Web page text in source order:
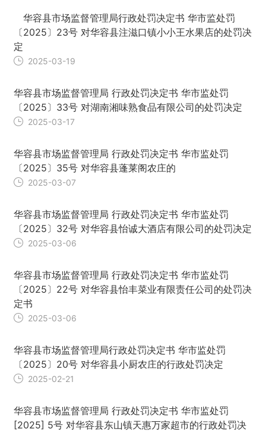
华容县市场监督管理局行政处罚决定书 华市监处罚
〔2025〕23号 对华容县注滋口镇小小王水果店的处罚决
定
2025-03-19
华容县市场监督管理局 行政处罚决定书 华市监处罚
〔2025〕33号 对湖南湘味熟食品有限公司的处罚决定
2025-03-17
华容县市场监督管理局 行政处罚决定书 华市监处罚
〔2025〕35号 对华容县蓬莱阁农庄的
2025-03-07
华容县市场监督管理局 行政处罚决定书 华市监处罚
〔2025〕32号 对华容县怡诚大酒店有限公司的处罚决定
2025-03-06
华容县市场监督管理局 行政处罚决定书 华市监处罚
〔2025〕22号 对华容县怡丰菜业有限责任公司的处罚决
定书
2025-03-06
华容县市场监督管理局行政处罚决定书 华市监处罚
〔2025〕20号 对华容县小厨农庄的行政处罚决定
2025-02-21
华容县市场监督管理局 行政处罚决定书 华市监处罚
[2025] 5号 对华容县东山镇天惠万家超市的行政处罚决